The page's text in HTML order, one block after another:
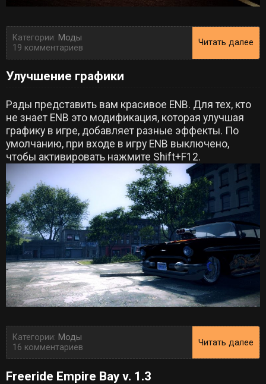
Категории: Моды
19 комментариев
Читать далее
Улучшение графики
Рады представить вам красивое ENB. Для тех, кто
не знает ENB это модификация, которая улучшая
графику в игре, добавляет разные эффекты. По
умолчанию, при входе в игру ENB выключено,
чтобы активировать нажмите Shift+F12.
Категории: Моды
16 комментариев
Читать далее
Freeride Empire Bay v. 1.3